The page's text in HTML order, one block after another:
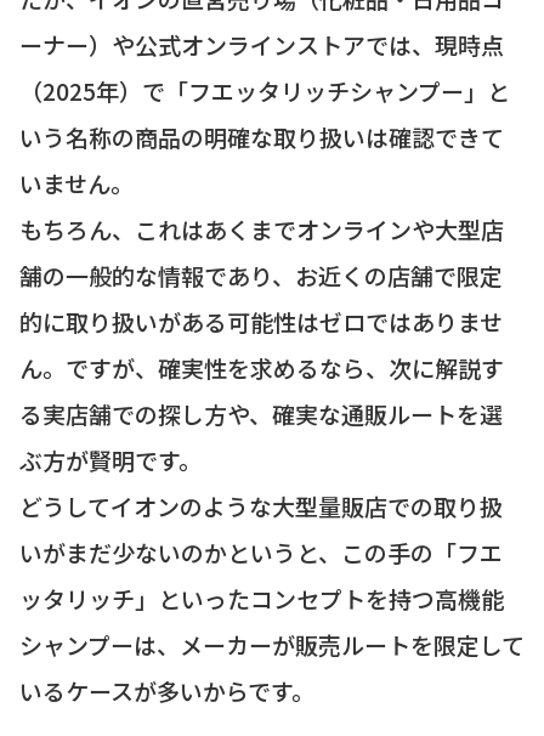
ーナー）や公式オンラインストアでは、現時点
（2025年）で「フエッタリッチシャンプー」と
いう名称の商品の明確な取り扱いは確認できて
いません。
もちろん、これはあくまでオンラインや大型店
舗の一般的な情報であり、お近くの店舗で限定
的に取り扱いがある可能性はゼロではありませ
ん。ですが、確実性を求めるなら、次に解説す
る実店舗での探し方や、確実な通販ルートを選
ぶ方が賢明です。
どうしてイオンのような大型量販店での取り扱
いがまだ少ないのかというと、この手の「フエ
ッタリッチ」といったコンセプトを持つ高機能
シャンプーは、メーカーが販売ルートを限定して
いるケースが多いからです。